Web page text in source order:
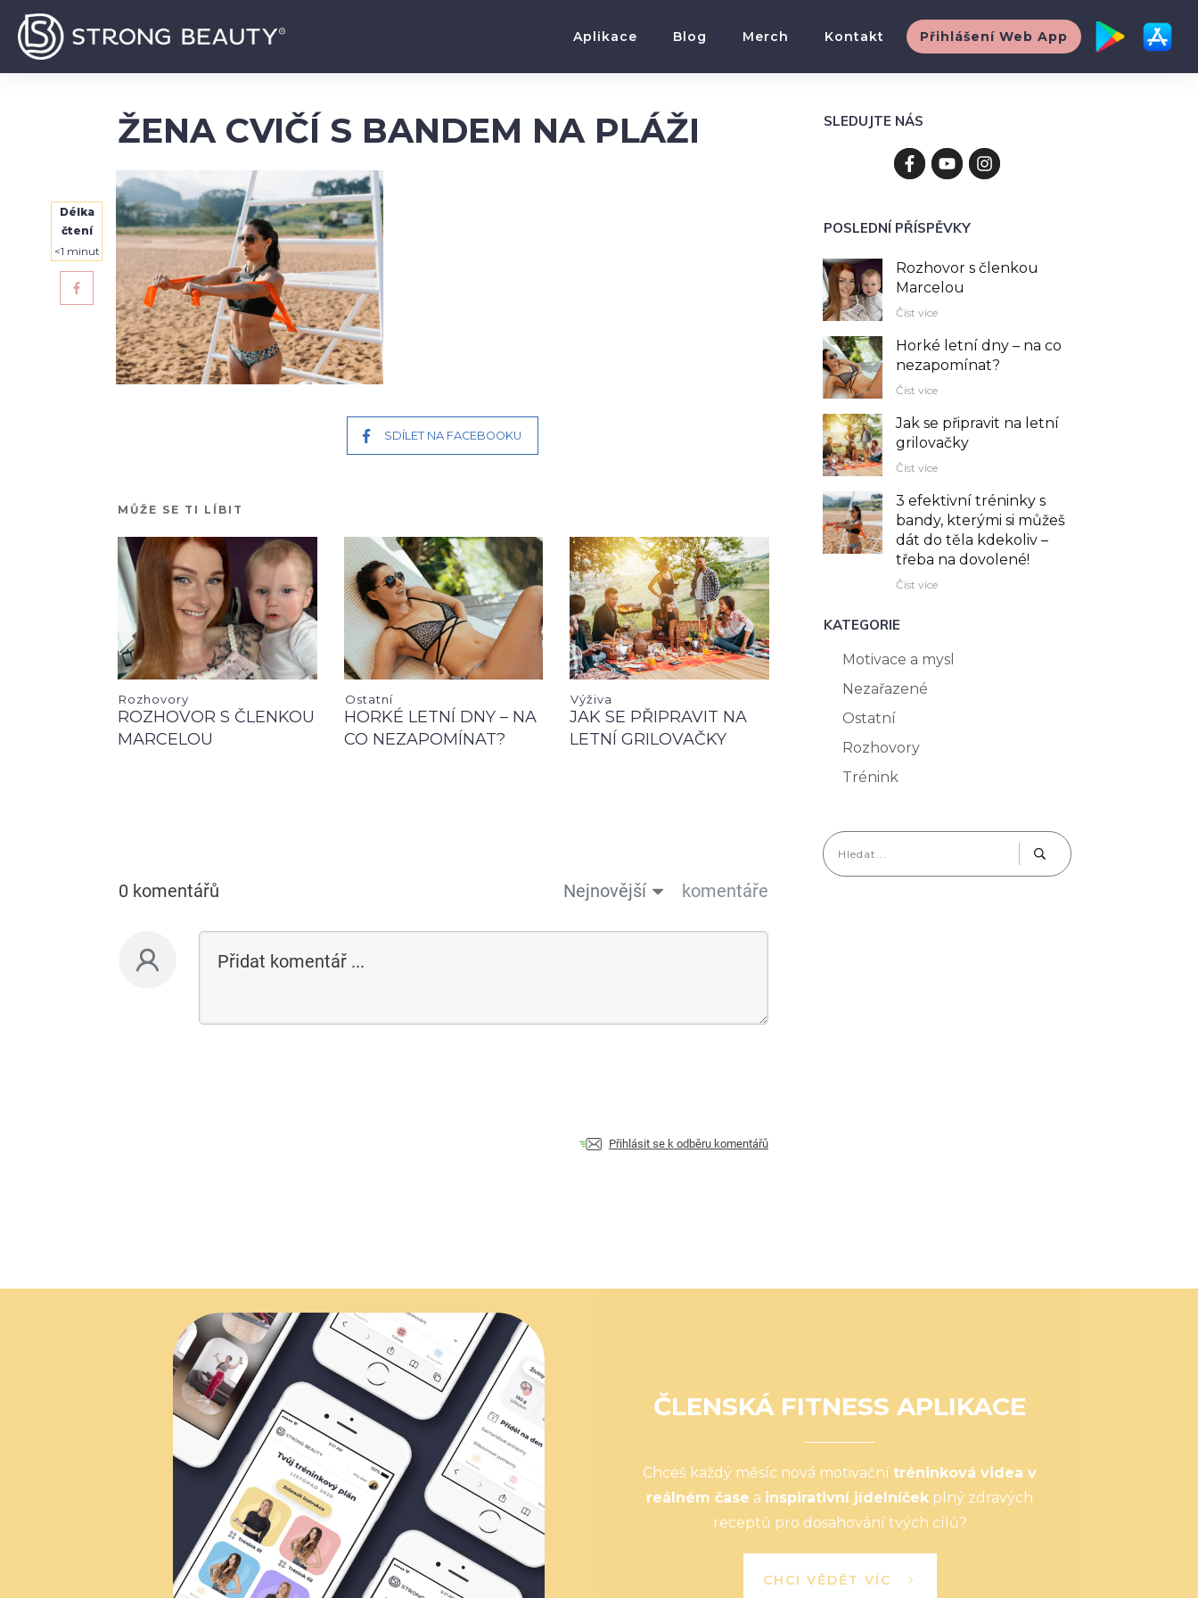
Aplikace Blog Merch Kontakt Přihlášení Web App
ŽENA CVIČÍ S BANDEM NA PLÁŽI
Délka
čtení
<1 minut
SDÍLET NA FACEBOOKU
MŮŽE SE TI LÍBIT
Rozhovory
ROZHOVOR S ČLENKOU
MARCELOU
Ostatní
HORKÉ LETNÍ DNY – NA
CO NEZAPOMÍNAT?
Výživa
JAK SE PŘIPRAVIT NA
LETNÍ GRILOVAČKY
0 komentářů Nejnovější komentáře
Přihlásit se k odběru komentářů
SLEDUJTE NÁS
POSLEDNÍ PŘÍSPĚVKY
Rozhovor s členkou
Marcelou
Číst více
Horké letní dny – na co
nezapomínat?
Číst více
Jak se připravit na letní
grilovačky
Číst více
3 efektivní tréninky s
bandy, kterými si můžeš
dát do těla kdekoliv –⁠
třeba na dovolené!
Číst více
KATEGORIE
Motivace a mysl
Nezařazené
Ostatní
Rozhovory
Trénink
ČLENSKÁ FITNESS APLIKACE
Chceš každý měsíc nová motivační tréninková videa v
reálném čase a inspirativní jídelníček plný zdravých
receptů pro dosahování tvých cílů?
CHCI VĚDĚT VÍC